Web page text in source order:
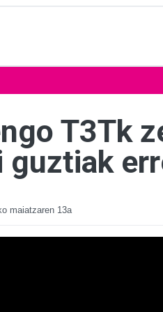
T3Tk
guztiak
maiatzaren 13a